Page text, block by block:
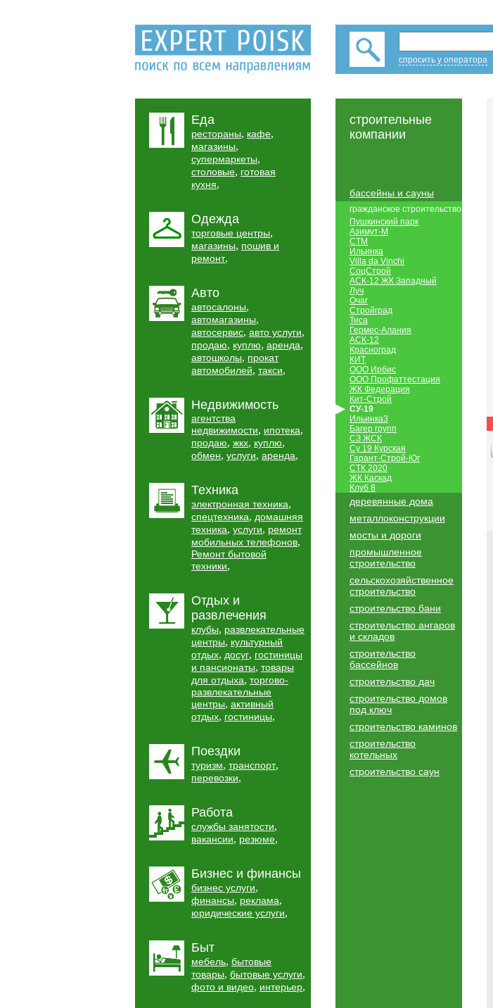
спросить у оператора
Еда
рестораны, кафе,
магазины,
супермаркеты,
столовые, готовая
кухня,
Одежда
торговые центры,
магазины, пошив и
ремонт,
Авто
автосалоны,
автомагазины,
автосервис, авто услуги,
продаю, куплю, аренда,
автошколы, прокат
автомобилей, такси,
Недвижимость
агентства
недвижимости, ипотека,
продаю, жкх, куплю,
обмен, услуги, аренда,
Техника
электронная техника,
спецтехника, домашняя
техника, услуги, ремонт
мобильных телефонов,
Ремонт бытовой
техники,
Отдых и
развлечения
клубы, развлекательные
центры, культурный
отдых, досуг, гостиницы
и пансионаты, товары
для отдыха, торгово-
развлекательные
центры, активный
отдых, гостиницы,
Поездки
туризм, транспорт,
перевозки,
Работа
службы занятости,
вакансии, резюме,
Бизнес и финансы
бизнес услуги,
финансы, реклама,
юридические услуги,
Быт
мебель, бытовые
товары, бытовые услуги,
фото и видео, интерьер,
строительные
компании
бассейны и сауны
гражданское строительство
Пушкинский парк
Азимут-М
СТМ
Ильинка
Villa da Vinchi
СоцСтрой
АСК-12 ЖК Западный
Луч
Очаг
Стройград
Тиса
Гермес-Алания
АСК-12
Красноград
КИТ
ООО Ирбис
ООО Профаттестация
ЖК Федерация
Кит-Строй
СУ-19
Ильинка3
Багер групп
СЗ ЖСК
Су 19 Курская
Гарант-Строй-Юг
СТК 2020
ЖК Каскад
Клуб 8
деревянные дома
металлоконструкции
мосты и дороги
промышленное
строительство
сельскохозяйственное
строительство
строительство бани
строительство ангаров
и складов
строительство
бассейнов
строительство дач
строительство домов
под ключ
строительство каминов
строительство
котельных
строительство саун